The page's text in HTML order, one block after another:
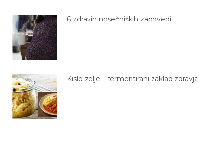
6 zdravih nosečniških zapovedi
Kislo zelje – fermentirani zaklad zdravja